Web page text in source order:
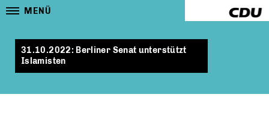
MENÜ
31.10.2022: Berliner Senat unterstützt
Islamisten